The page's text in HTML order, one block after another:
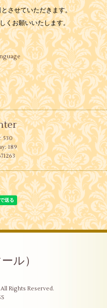
させていただきます。
くお願いいたします。
530
189
ル）
All Rights Reserved.